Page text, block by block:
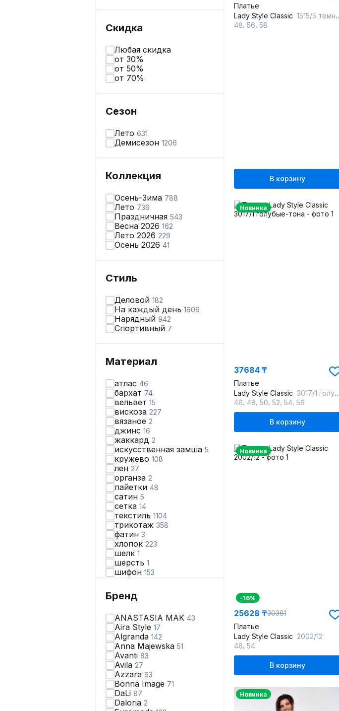
Скидка
Любая скидка
от 30%
от 50%
от 70%
Сезон
Лето 631
Демисезон 1206
Коллекция
Осень-Зима 788
Лето 736
Праздничная 543
Весна 2026 162
Лето 2026 229
Осень 2026 41
Стиль
Деловой 182
На каждый день 1606
Нарядный 942
Спортивный 7
Материал
атлас 46
бархат 74
вельвет 15
вискоза 227
вязаное 2
джинс 16
жаккард 2
искусственная замша 5
кружево 108
лен 27
органза 2
пайетки 48
сатин 5
сетка 14
текстиль 1104
трикотаж 358
фатин 3
хлопок 223
шелк 1
шерсть 1
шифон 153
Бренд
ANASTASIA MAK 43
Aira Style 17
Algranda 142
Anna Majewska 51
Avanti 83
Avila 27
Azzara 63
Bonna Image 71
DaLi 87
Daloria 2
Платье
Lady Style Classic 1515/5 темно-синий_с_ розовым
48 56 58
В корзину
Новинка
37684 ₸
Платье
Lady Style Classic 3017/1 голубые-тона
46 48 50 52 54 56
В корзину
Новинка
-16%
25628 ₸30381
Платье
Lady Style Classic 2002/12
48 54
В корзину
Новинка